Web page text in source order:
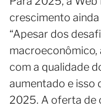
crescimento
“Apesar dos
macroeconômico,
com a qualidade
aumentado e isso
2025. A oferta de